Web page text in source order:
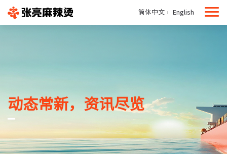
简体中文 English
动态常新，资讯尽览